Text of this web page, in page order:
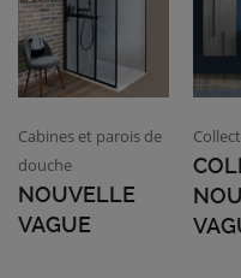
Cabines et parois de
douche
NOUVELLE
VAGUE